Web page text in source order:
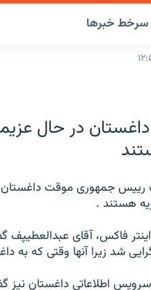
سرخط‌ خبرها
داغستان در حال
رییس جمهوری موقت داغستان
هستند .
فاکس، آقای
شد زیرا آنها وقتی که به